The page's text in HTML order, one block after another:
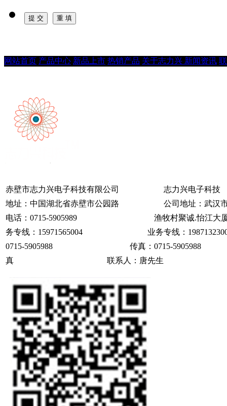
网站首页 产品中心 新品上市 热销产品 关于志力兴 新闻资讯
赤壁市志力兴电子科技有限公司 志力兴电子
地址：中国湖北省赤壁市公园路 公司地址：武汉市
电话：0715-5905989 渔牧村聚诚.怡江大厦
务专线：15971565004 业务专线：
0715-5905988 传真：0715-
真 联系人：唐先生